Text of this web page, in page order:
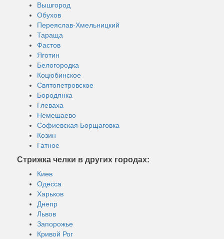
Вышгород
Обухов
Переяслав-Хмельницкий
Тараща
Фастов
Яготин
Белогородка
Коцюбинское
Святопетровское
Бородянка
Глеваха
Немешаево
Софиевская Борщаговка
Козин
Гатное
Стрижка челки в других городах:
Киев
Одесса
Харьков
Днепр
Львов
Запорожье
Кривой Рог